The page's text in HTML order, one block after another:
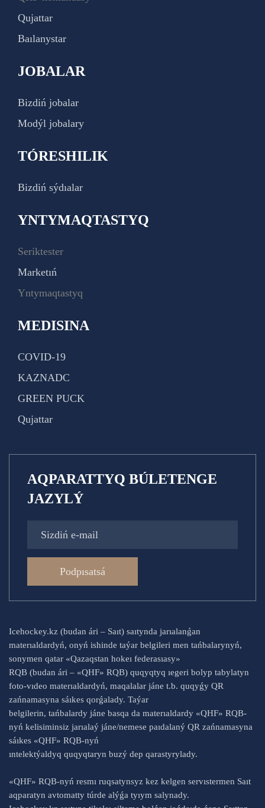
Qujattar
Baılanystar
JOBALAR
Bizdiń jobalar
Modýl jobalary
TÓRESHILIK
Bizdiń sýdıalar
YNTYMAQTASTYQ
Seriktester
Marketıń
Yntymaqtastyq
MEDISINA
COVID-19
KAZNADC
GREEN PUCK
Qujattar
AQPARATTYQ BÚLETENGE
JAZYLÝ
Podpısatsá
Icehockey.kz (budan ári – Saıt) saıtynda jarıalanǵan
materıaldardyń, onyń ishinde taýar belgileri men tańbalarynyń,
sonymen qatar «Qazaqstan hokeı federasıasy»
RQB (budan ári – «QHF» RQB) quqyqtyq ıegeri bolyp tabylatyn
foto-vıdeo materıaldardyń, maqalalar jáne t.b. quqyǵy QR
zańnamasyna sáıkes qorǵalady. Taýar
belgilerin, tańbalardy jáne basqa da materıaldardy «QHF» RQB-
nyń kelisiminsiz jarıalaý jáne/nemese paıdalaný QR zańnamasyna
sáıkes «QHF» RQB-nyń
ıntelektýaldyq quqyqtaryn buzý dep qarastyrylady.
«QHF» RQB-nyń resmı ruqsatynsyz kez kelgen servıstermen Saıt
aqparatyn avtomatty túrde alýǵa tyıym salynady.